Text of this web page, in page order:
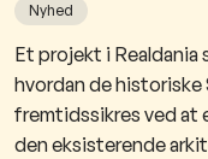
Nyhed
​​Et projekt i Realdania
hvordan de historiske
fremtidssikres ved at
den eksisterende